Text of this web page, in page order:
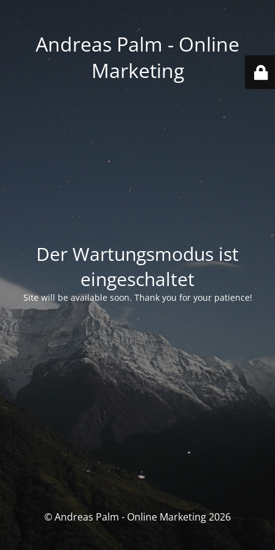
Andreas Palm - Online
Marketing
Der Wartungsmodus ist
eingeschaltet
Site will be available soon. Thank you for your patience!
© Andreas Palm - Online Marketing 2026